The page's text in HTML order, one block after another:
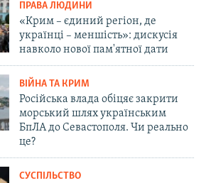
ПРАВА ЛЮДИНИ
«Крим – єдиний регіон, де
українці – меншість»: дискусія
навколо нової пам'ятної дати
ВІЙНА ТА КРИМ
Російська влада обіцяє закрити
морський шлях українським
БпЛА до Севастополя. Чи реально
це?
СУСПІЛЬСТВО